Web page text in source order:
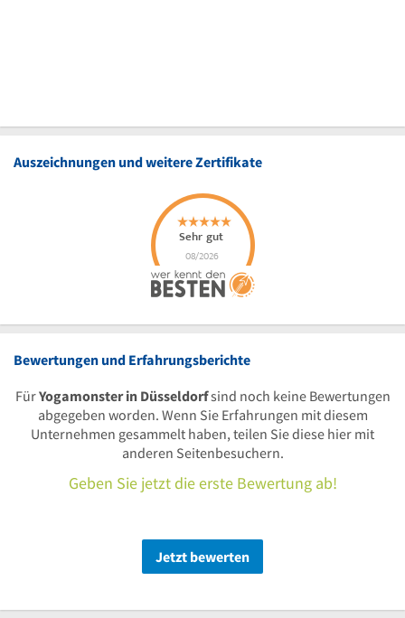
Auszeichnungen und weitere Zertifikate
Bewertungen und Erfahrungsberichte
FürYogamonster in Düsseldorfsind noch keine Bewertungen
abgegeben worden. Wenn Sie Erfahrungen mit diesem
Unternehmen gesammelt haben, teilen Sie diese hier mit
anderen Seitenbesuchern.
Geben Sie jetzt die erste Bewertung ab!
Jetzt bewerten